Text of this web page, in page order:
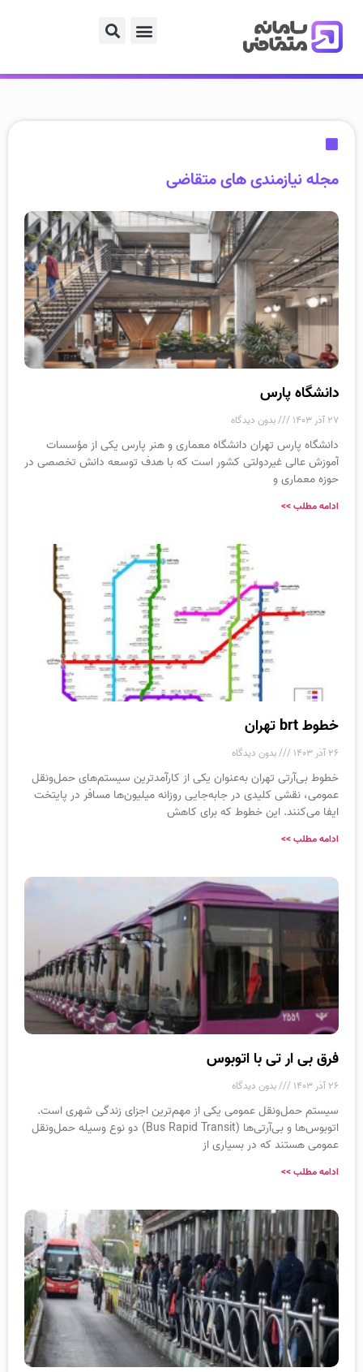
مجله نیازمندی های متقاضی
دانشگاه پارس
۲۷ آذر ۱۴۰۳ بدون دیدگاه
دانشگاه پارس تهران دانشگاه معماری و هنر پارس یکی از مؤسسات
آموزش عالی غیردولتی کشور است که با هدف توسعه دانش تخصصی در
حوزه معماری و
ادامه مطلب >>
خطوط brt تهران
۲۶ آذر ۱۴۰۳ بدون دیدگاه
خطوط بی‌آرتی تهران به‌عنوان یکی از کارآمدترین سیستم‌های حمل‌ونقل
عمومی، نقشی کلیدی در جابه‌جایی روزانه میلیون‌ها مسافر در پایتخت
ایفا می‌کنند. این خطوط که برای کاهش
ادامه مطلب >>
فرق بی ار تی با اتوبوس
۲۶ آذر ۱۴۰۳ بدون دیدگاه
سیستم حمل‌ونقل عمومی یکی از مهم‌ترین اجزای زندگی شهری است.
اتوبوس‌ها و بی‌آرتی‌ها (Bus Rapid Transit) دو نوع وسیله حمل‌ونقل
عمومی هستند که در بسیاری از
ادامه مطلب >>